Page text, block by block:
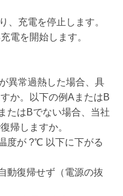
、充電を停止します。
電を開始します。
異常過熱した場合、具
か。以下の例AまたはB
たはBでない場合、当社
帰しますか。
度が ?℃ 以下に下がる
動復帰せず（電源の抜